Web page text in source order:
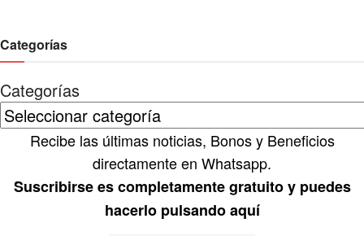
Categorías
Categorías
Recibe las últimas noticias, Bonos y Beneficios
directamente en Whatsapp.
Suscribirse es completamente gratuito y puedes
hacerlo pulsando aquí